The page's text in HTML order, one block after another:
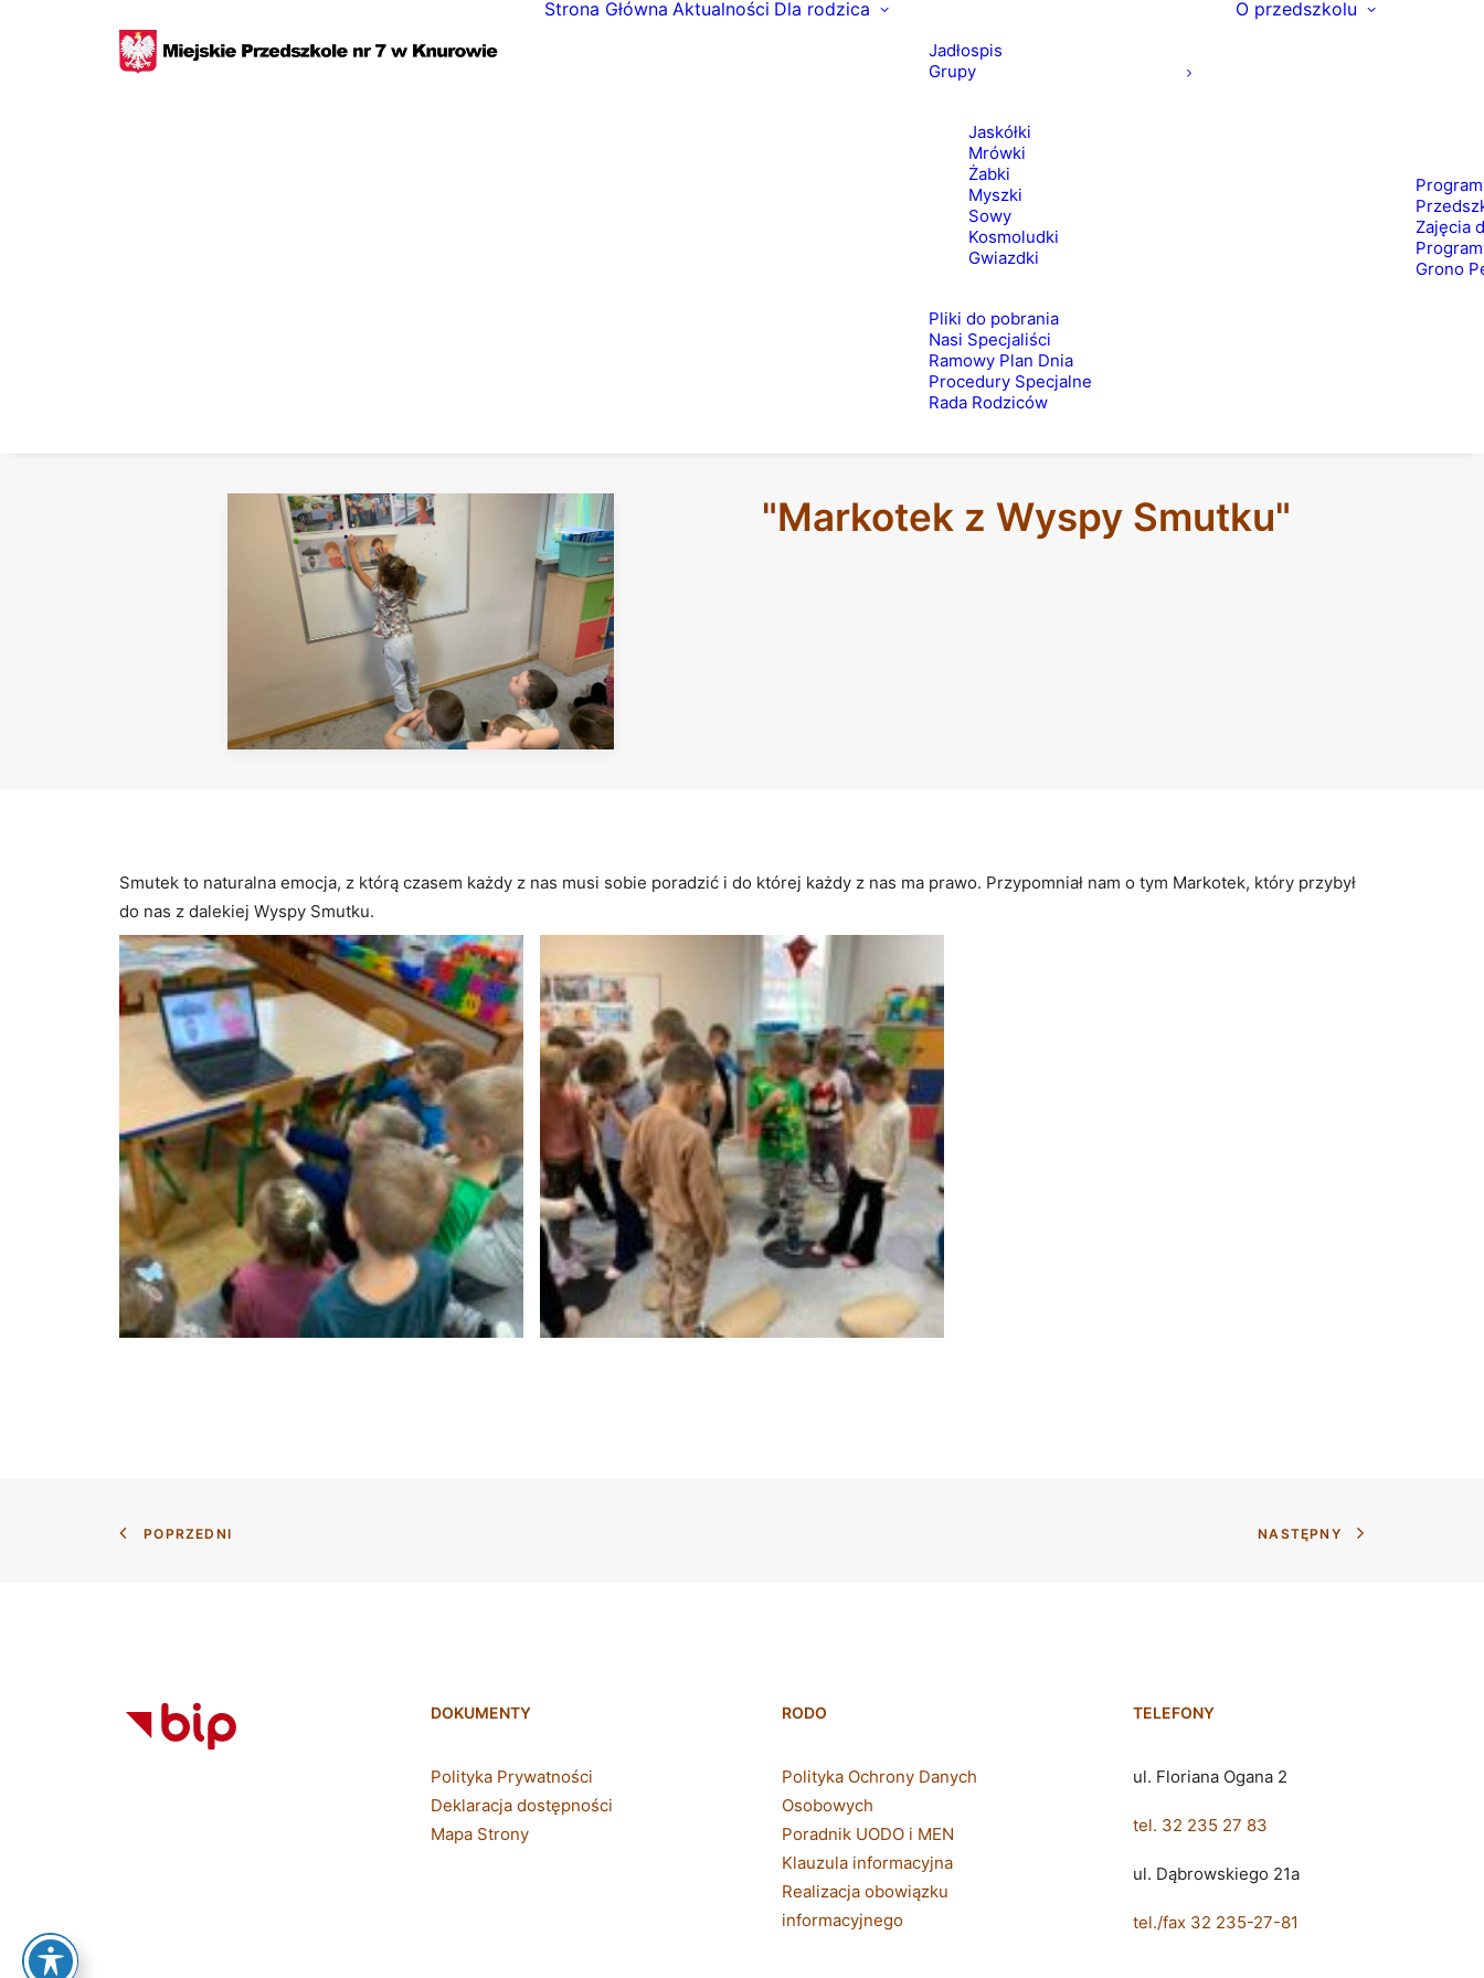
Strona Główna Aktualności Dla rodzica
Jadłospis
Grupy
Jaskółki
Mrówki
Żabki
Myszki
Sowy
Kosmoludki
Gwiazdki
Pliki do pobrania
Nasi Specjaliści
Ramowy Plan Dnia
Procedury Specjalne
Rada Rodziców
O przedszkolu
Zajęcia
Grono
"Markotek z Wyspy Smutku"
Smutek to naturalna emocja, z którą czasem każdy z nas musi sobie poradzić i do której każdy z nas ma prawo. Przypomniał nam o tym Markotek, który przybył
do nas z dalekiej Wyspy Smutku.
POPRZEDNI NASTĘPNY
DOKUMENTY
Polityka Prywatności
Deklaracja dostępności
Mapa Strony
RODO
Polityka Ochrony Danych
Osobowych
Poradnik UODO i MEN
Klauzula informacyjna
Realizacja obowiązku
informacyjnego
TELEFONY
ul. Floriana Ogana 2
tel. 32 235 27 83
ul. Dąbrowskiego 21a
tel./fax 32 235-27-81